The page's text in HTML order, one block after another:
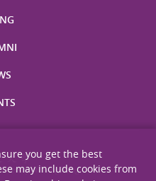
you get the best
may include cookies from